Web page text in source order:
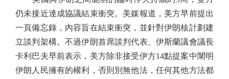
仍未接近達成協議結束衝突。美媒報道，美方早前提出
一頁備忘錄，內容旨在結束衝突，並針對伊朗核計劃建
立談判架構。不過伊朗首席談判代表、伊斯蘭議會議長
卡利巴夫早前表示，美方除非接受伊方14點提案中闡明
伊朗人民擁有的權利，否則別無他法，任何其他方法都